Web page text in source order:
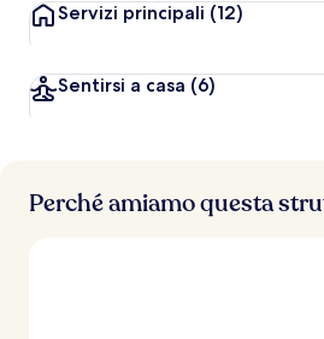
Servizi principali (12)
Sentirsi a casa (6)
Perché amiamo questa